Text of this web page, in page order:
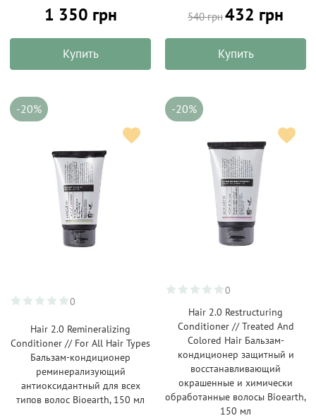
1 350 грн
Купить
540 грн432 грн
Купить
-20%
0
Hair 2.0 Remineralizing
Conditioner // For All Hair Types
Бальзам-кондиционер
реминерализующий
антиоксидантный для всех
типов волос Bioearth, 150 мл
-20%
0
Hair 2.0 Restructuring
Conditioner // Treated And
Colored Hair Бальзам-
кондиционер защитный и
восстанавливающий
окрашенные и химически
обработанные волосы Bioearth,
150 мл